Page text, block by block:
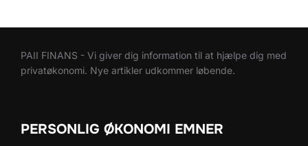
PAII FINANS - Vi giver dig information til at hjælpe dig med
privatøkonomi. Nye artikler udkommer løbende.
PERSONLIG ØKONOMI EMNER